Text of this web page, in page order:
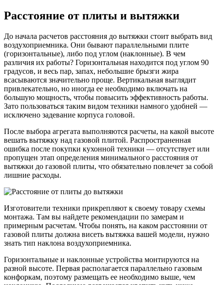
Расстояние от плиты и вытяжки
До начала расчетов расстояния до вытяжки стоит выбрать вид
воздухоприемника. Они бывают параллельными плите
(горизонтальные), либо под углом (наклонные). В чем
различия их работы? Горизонтальная находится под углом 90
градусов, и весь пар, запах, небольшие брызги жира
всасываются значительно проще. Вертикальная выглядит
привлекательно, но иногда ее необходимо включать на
большую мощность, чтобы повысить эффективность работы.
Зато пользоваться таким видом техники намного удобней —
исключено задевание корпуса головой.
После выбора агрегата выполняются расчеты, на какой высоте
вешать вытяжку над газовой плитой. Распространенная
ошибка после покупки кухонной техники — отсутствует или
пропущен этап определения минимального расстояния от
вытяжки до газовой плиты, что обязательно повлечет за собой
лишние расходы.
Изготовители техники прикрепляют к своему товару схемы
монтажа. Там вы найдете рекомендации по замерам и
примерным расчетам. Чтобы понять, на каком расстоянии от
газовой плиты должна висеть вытяжка вашей модели, нужно
знать тип наклона воздухоприемника.
Горизонтальные и наклонные устройства монтируются на
разной высоте. Первая располагается параллельно газовым
конфоркам, поэтому размещать ее необходимо выше, чем